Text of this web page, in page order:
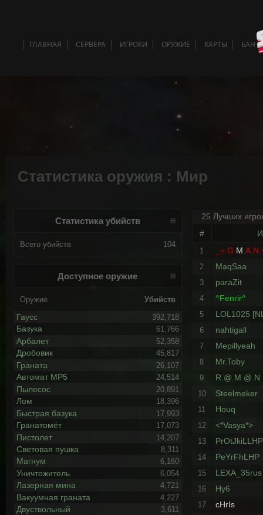
ГЛАВНАЯ СЕРВЕРА ИГРОКИ ОРУЖИЕ КАРТЫ БАН
Статистика оружия : Мир
Статистика убийств
Всего убийств 104
Доступное оружие
Оружие Убийств
Гаусс 392,718
Базука 61,766
Арбалет 52,358
Дробовик 45,817
Граната 26,107
Автомат MP5 24,514
Пылесос 20,891
Лом 18,396
Быстрая базука 17,993
Гранатомёт 17,073
Пистолет 14,207
Световая пушка 8,311
Магнум 6,160
Уничтожитель 6,054
Лазерная мина 4,721
Вакуумная граната 4,227
Двуствольный
3,611
25 Лучших
#
1 _=.G. M
2 MaqSaa
3 paraZit
4 ^Fenrir^
5 LOL1025
6 nahtigall
7 Mepillyeah
8 Mr.Toby
9 R.@.M.@.N
10 Steelmeker
11 Houq
12 <*Vasya*>
13 PrOtJkiLLHP
14 PeYrFhLHP
15 LEXA_35rus
16 Hy6
17 cHrIs